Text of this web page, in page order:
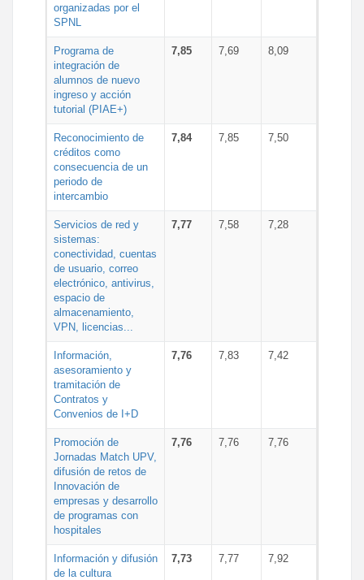
organizadas por el
SPNL
Programa de
integración de
alumnos de nuevo
ingreso y acción
tutorial (PIAE+)
7,85 7,69 8,09
Reconocimiento de
créditos como
consecuencia de un
periodo de
intercambio
7,84 7,85 7,50
Servicios de red y
sistemas:
conectividad, cuentas
de usuario, correo
electrónico, antivirus,
espacio de
almacenamiento,
VPN, licencias...
7,77 7,58 7,28
Información,
asesoramiento y
tramitación de
Contratos y
Convenios de I+D
7,76 7,83 7,42
Promoción de
Jornadas Match UPV,
difusión de retos de
Innovación de
empresas y desarrollo
de programas con
hospitales
7,76 7,76 7,76
Información y difusión
de la cultura
7,73 7,77 7,92